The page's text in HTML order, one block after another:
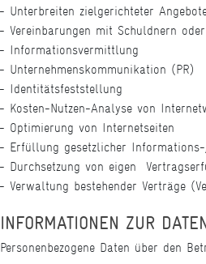
Unterbreiten zielgerichteter
Vereinbarungen mit Schuldnern
Informationsvermittlung
Unternehmenskommunikation (PR)
Identitätsfeststellung
Kosten-Nutzen-Analyse von
Optimierung von Internetseiten
Erfüllung gesetzlicher
Durchsetzung von eigen
Verwaltung bestehender Verträge
INFORMATIONEN ZUR
Personenbezogene Daten über den